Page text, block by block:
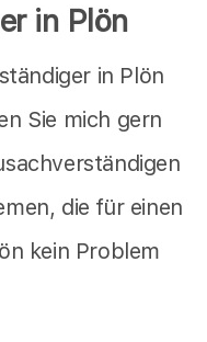
in Plön
in Plön
Sie mich gern
die für einen
kein Problem